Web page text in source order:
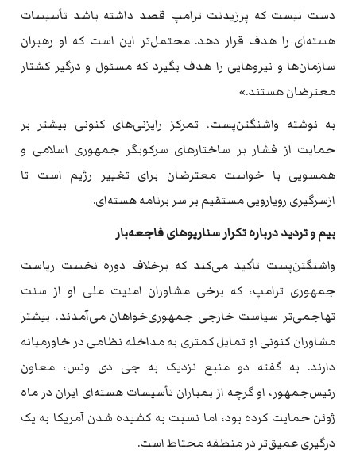
دست نیست که پرزیدنت ترامپ قصد داشته باشد تأسیسات
هسته‌ای را هدف قرار دهد. محتمل‌تر این است که او رهبران
سازمان‌ها و نیروهایی را هدف بگیرد که مسئول و درگیر کشتار
معترضان هستند.»
به نوشته واشنگتن‌پست، تمرکز رایزنی‌های کنونی بیشتر بر
حمایت از فشار بر ساختارهای سرکوبگر جمهوری اسلامی و
همسویی با خواست معترضان برای تغییر رژیم است تا
ازسرگیری رویارویی مستقیم بر سر برنامه هسته‌ای.
بیم و تردید درباره تکرار سناریوهای فاجعه‌بار
واشنگتن‌پست تأکید می‌کند که برخلاف دوره نخست ریاست
جمهوری ترامپ، که برخی مشاوران امنیت ملی او از سنت
تهاجمی‌تر سیاست خارجی جمهوری‌خواهان می‌آمدند، بیشتر
مشاوران کنونی او تمایل کمتری به مداخله نظامی در خاورمیانه
دارند. به گفته دو منبع نزدیک به جی دی ونس، معاون
رئیس‌جمهور، او گرچه از بمباران تأسیسات هسته‌ای ایران در ماه
ژوئن حمایت کرده بود، اما نسبت به کشیده شدن آمریکا به یک
درگیری عمیق‌تر در منطقه محتاط است.